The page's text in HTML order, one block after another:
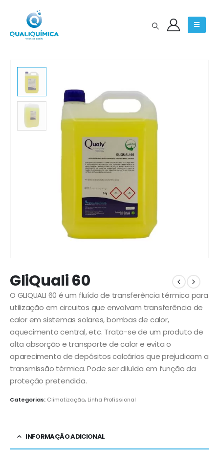
GliQuali 60
O GLIQUALI 60 é um fluído de transferência térmica para
utilização em circuitos que envolvam transferência de
calor em sistemas solares, bombas de calor,
aquecimento central, etc. Trata-se de um produto de
alta absorção e transporte de calor e evita o
aparecimento de depósitos calcários que prejudicam a
transmissão térmica. Pode ser diluída em função da
proteção pretendida.
Categorias: Climatização, Linha Profissional
INFORMAÇÃO ADICIONAL